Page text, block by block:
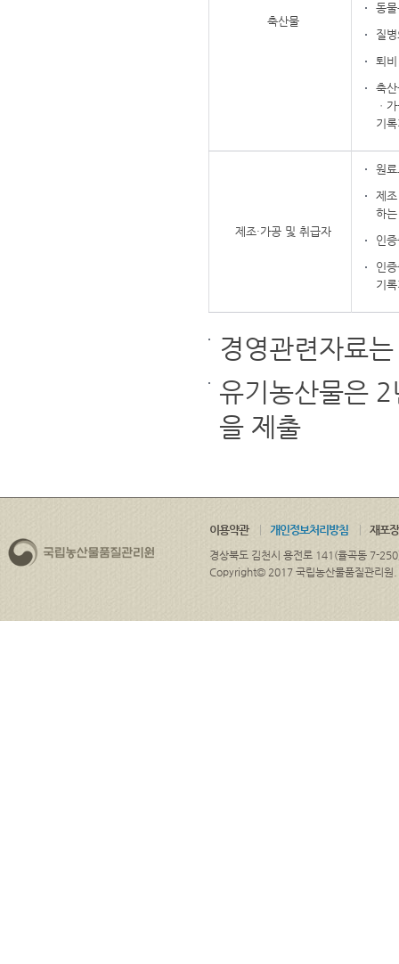
축산물
동
질
퇴
축
ㆍ
기
제조·가공 및 취급자
원
제
하
인
인
기
경영관련자료
유기농산물은
을 제출
이용약관 개인정보처리방침 재포
경상북도 김천시 용전로 141(율곡동 7-
Copyright© 2017 국립농산물품질관리원